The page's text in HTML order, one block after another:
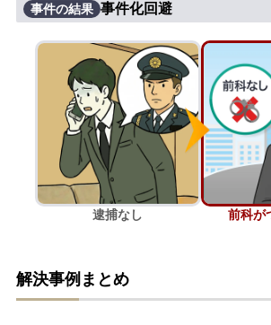
刑事事件でお困りの方
刑事事件の無料相談
接見・面会を弁護士に依頼
刑事事件を示談で解決したい
弁護士紹介
事件の結果 事件化回避
逮捕なし 前科が
解決事例まとめ